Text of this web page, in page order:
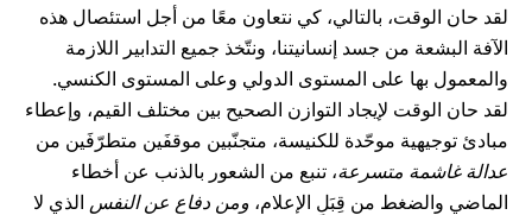
لقد حان الوقت، بالتالي، كي نتعاون معًا من أجل استئصال هذه
الآفة البشعة من جسد إنسانيتنا، ونتّخذ جميع التدابير اللازمة
والمعمول بها على المستوى الدولي وعلى المستوى الكنسي.
لقد حان الوقت لإيجاد التوازن الصحيح بين مختلف القيم، وإعطاء
مبادئ توجيهية موحّدة للكنيسة، متجنّبين موقفَين متطرّفَين من
عدالة غاشمة متسرعة، تنبع من الشعور بالذنب عن أخطاء
الماضي والضغط من قِبَلِ الإعلام، ومن دفاع عن النفس الذي لا